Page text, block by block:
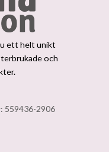
ett helt unikt
och
559436-2906